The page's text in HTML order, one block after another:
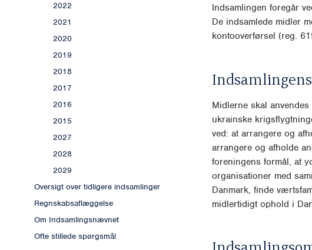
2022
2021
2020
2019
2018
2017
2016
2015
2027
2028
2029
Oversigt over tidligere indsamlinger
Regnskabsaflæggelse
Om Indsamlingsnævnet
Ofte stillede spørgsmål
Indsamlingen foregår
De indsamlede midler
kontooverførsel (reg.
Midlerne skal
ukrainske
ved: at arrangere og
arrangere og afholde
foreningens formål, at
organisationer med
Danmark, finde
midlertidigt ophold i